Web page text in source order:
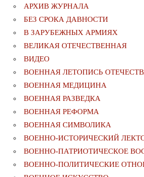
АРХИВ ЖУРНАЛА
БЕЗ СРОКА ДАВНОСТИ
В ЗАРУБЕЖНЫХ АРМИЯХ
ВЕЛИКАЯ ОТЕЧЕСТВЕННАЯ
ВИДЕО
ВОЕННАЯ ЛЕТОПИСЬ
ВОЕННАЯ МЕДИЦИНА
ВОЕННАЯ РАЗВЕДКА
ВОЕННАЯ РЕФОРМА
ВОЕННАЯ СИМВОЛИКА
ВОЕННО-ИСТОРИЧЕСКИЙ
ВОЕННО-ПАТРИОТИЧЕСКОЕ
ВОЕННО-ПОЛИТИЧЕСКИE